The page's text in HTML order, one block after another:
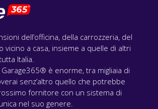
dell’officina, della carrozzeria, del
vicino a casa, insieme a quelle di altri
Italia.
è enorme, tra migliaia di
senz’altro quello che potrebbe
fornitore con un sistema di
nel suo genere.